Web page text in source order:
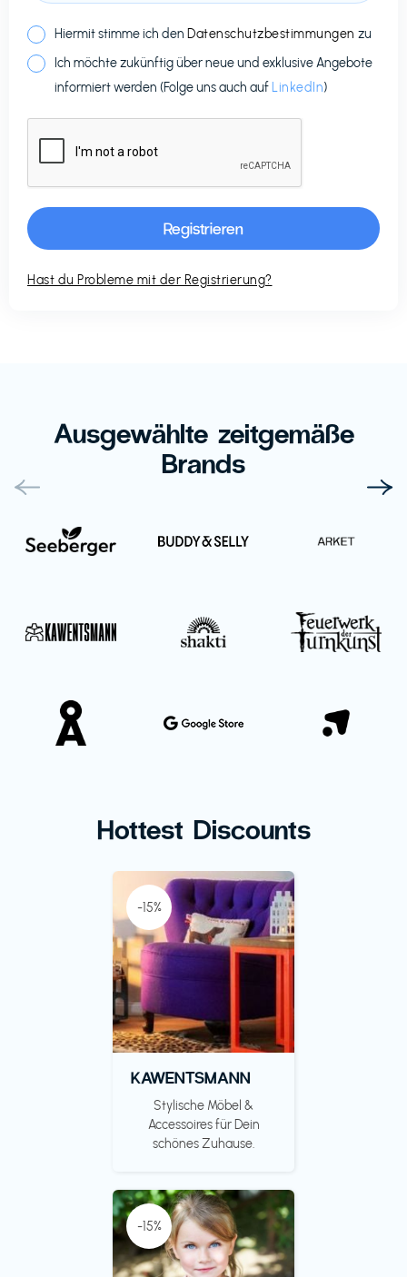
Hiermit stimme ich den Datenschutzbestimmungen zu
Ich möchte zukünftig über neue und exklusive Angebote
informiert werden (Folge uns auch auf LinkedIn)
Hast du Probleme mit der Registrierung?
Ausgewählte zeitgemäße
Brands
Hottest Discounts
-15%
KAWENTSMANN
Stylische Möbel &
Accessoires für Dein
schönes Zuhause.
-15%